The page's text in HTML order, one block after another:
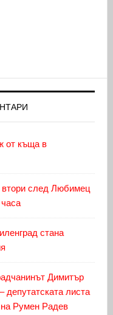
от къща в
втори след Любимец
стана
Димитър
депутатската листа
на Румен Радев